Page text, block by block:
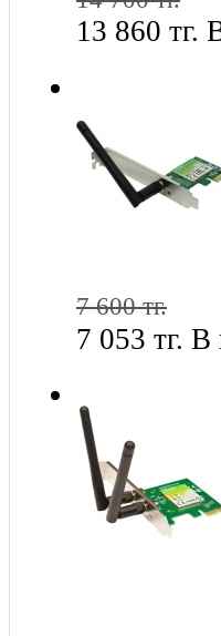
13 860 тг.
7 600 тг.
7 053 тг. В